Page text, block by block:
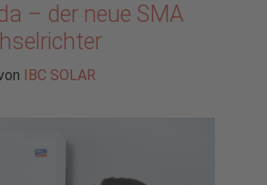
– der neue SMA
IBC SOLAR